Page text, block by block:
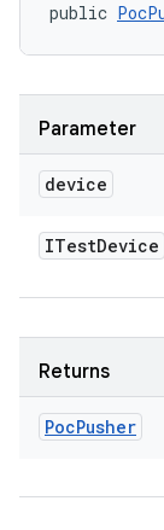
public
Parameter
device
ITestDevice
Returns
PocPusher